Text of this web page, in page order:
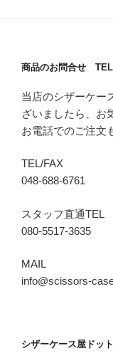
商品のお問合せ
当店のシザーケー
ざいましたら、お
お電話でのご注文
TEL/FAX
048-688-6761
スタッフ直通TEL
080-5517-3635
MAIL
info@scissors-
シザーケース屋ドッ